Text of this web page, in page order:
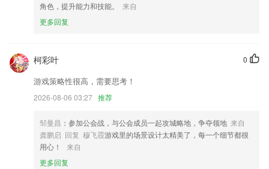
角色，提升能力和技能。
来自
更多回复
0
柯彩叶
游戏策略性很高，需要思考！
2026-08-06 03:27 推荐
邹曼昌 ：参加公会战，与公会成员一起攻城略地，争夺领地 来自
龚鹏启 回复 穆飞霞游戏里的场景设计太精美了，每一个细节都很
用心！
来自
更多回复